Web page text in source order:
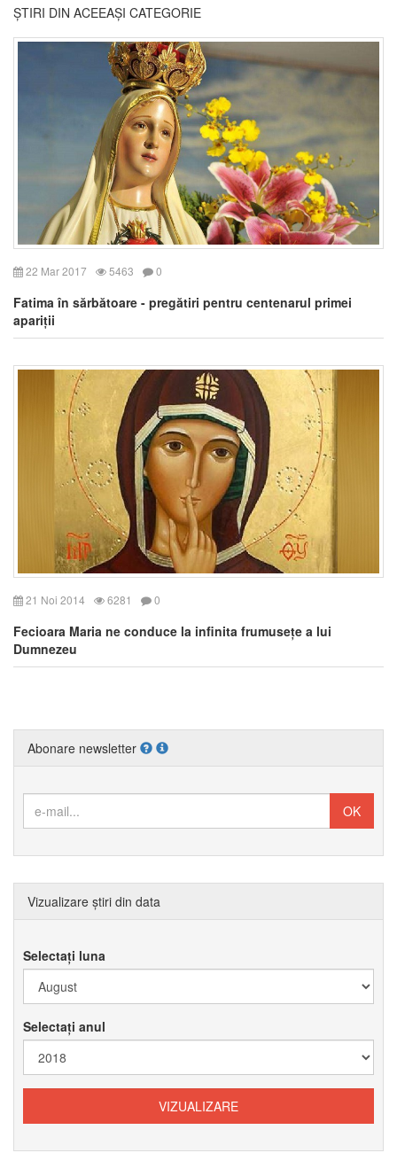
ȘTIRI DIN ACEEAȘI CATEGORIE
22 Mar 2017 5463 0
Fatima în sărbătoare - pregătiri pentru centenarul primei
apariții
21 Noi 2014 6281 0
Fecioara Maria ne conduce la infinita frumusețe a lui
Dumnezeu
Abonare newsletter
Vizualizare știri din data
Selectați luna
Selectați anul